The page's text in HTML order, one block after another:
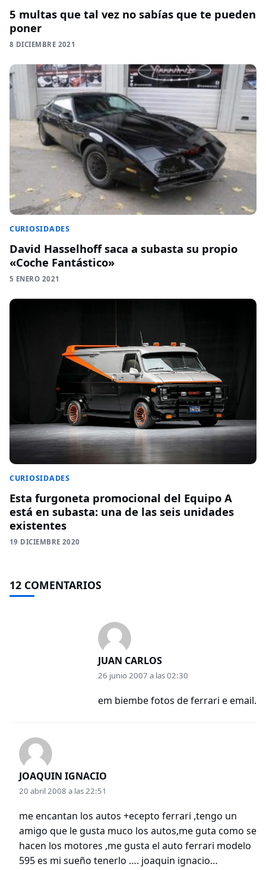
5 multas que tal vez no sabías que te pueden
poner
8 DICIEMBRE 2021
CURIOSIDADES
David Hasselhoff saca a subasta su propio
«Coche Fantástico»
5 ENERO 2021
CURIOSIDADES
Esta furgoneta promocional del Equipo A
está en subasta: una de las seis unidades
existentes
19 DICIEMBRE 2020
12 COMENTARIOS
JUAN CARLOS
26 junio 2007 a las 02:30
em biembe fotos de ferrari e email.
JOAQUIN IGNACIO
20 abril 2008 a las 22:51
me encantan los autos +ecepto ferrari ,tengo un
amigo que le gusta muco los autos,me guta como se
hacen los motores ,me gusta el auto ferrari modelo
595 es mi sueño tenerlo …. joaquin ignacio…